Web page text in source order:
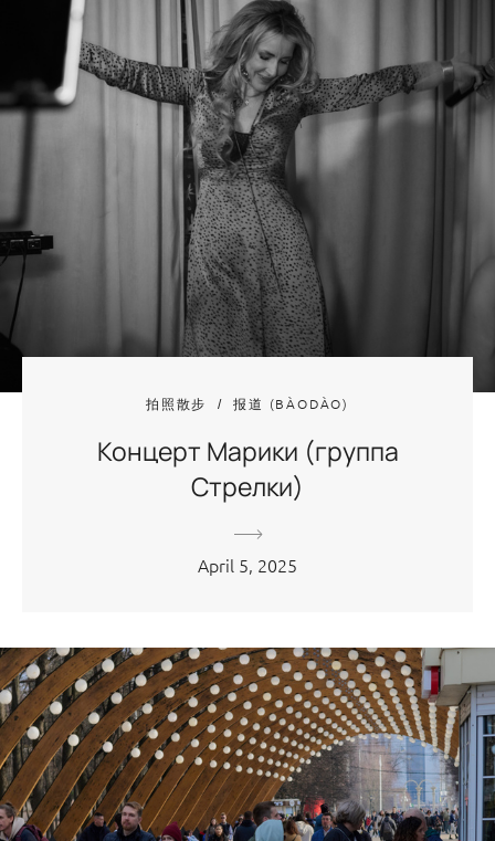
拍照散步 报道 (BÀODÀO)
Концерт Марики (группа
Стрелки)
April 5, 2025